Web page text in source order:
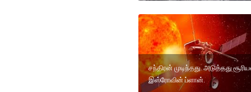
சந்திரன் முடிந்தது. அடுத்தது
இஸ்ரோவின் ப்ளான்.